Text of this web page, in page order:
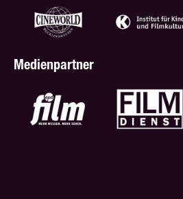
Medienpartner